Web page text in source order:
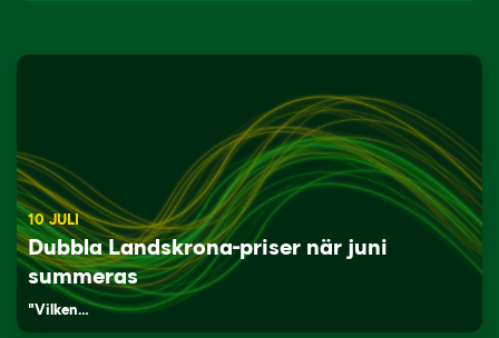
10 JULI
Dubbla Landskrona-priser när juni
summeras
"Vilken…